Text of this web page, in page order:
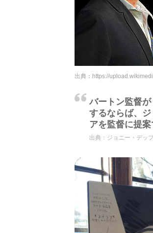
出典： https://
バートン監督
するならば、
アを監督に提案
出典： ジョニー・デッ